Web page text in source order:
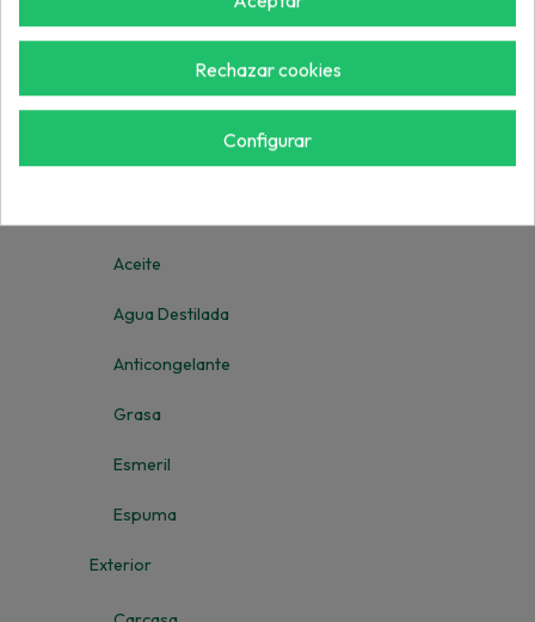
Neumático
Aceite
Agua Destilada
Anticongelante
Grasa
Esmeril
Espuma
Exterior
Rechazar cookies
Configurar